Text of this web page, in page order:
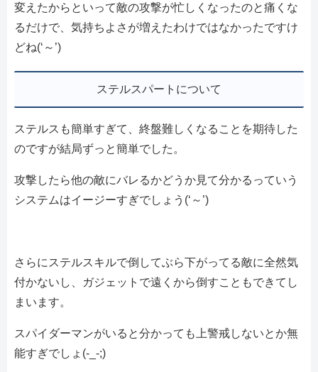
変えたからといって敵の攻撃が忙しくなったのと痛くな
るだけで、気持ちよさが増えたわけではなかったですけ
どね(‘～’)
ステルスパートについて
ステルスも簡単すぎて、終盤難しくなることを期待した
のですが結局ずっと簡単でした。
攻撃したら他の敵にバレるかどうか見て分かるっていう
システムはイージーすぎでしょう(‘～’)
さらにステルスキルで倒してぶら下がってる敵に全然気
付かないし、ガジェットで遠くから倒すこともできてし
まいます。
スパイダーマンがいると分かっても上警戒しないとか無
能すぎでしょ(-_-;)